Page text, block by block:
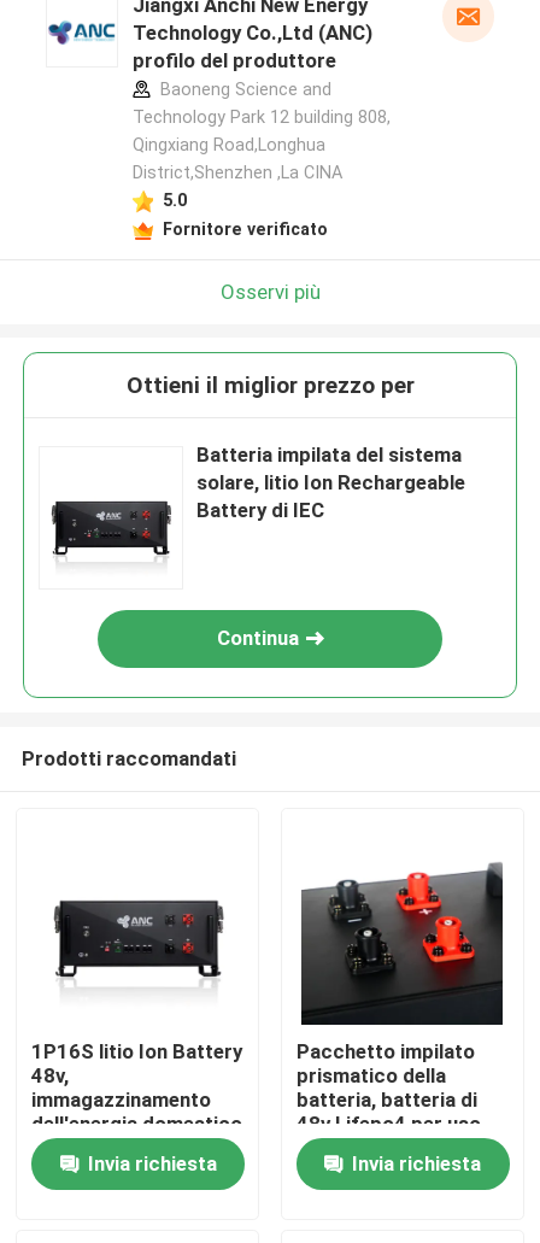
Casa
Prodotti
Jiangxi Anchi New Energy
Technology Co.,Ltd (ANC)
profilo del produttore
Baoneng Science and
Technology Park 12 building 808,
Qingxiang Road,Longhua
District,Shenzhen ,La CINA
5.0
Fornitore verificato
Osservi più
Ottieni il miglior prezzo per
Batteria impilata del sistema
solare, litio Ion Rechargeable
Battery di IEC
Continua
Prodotti raccomandati
1P16S litio Ion Battery
48v,
immagazzinamento
dell'energia domestico
del pacchetto della
batteria Lifepo4
Invia richiesta
Pacchetto impilato
prismatico della
batteria, batteria di
48v Lifepo4 per uso
domestico
Invia richiesta